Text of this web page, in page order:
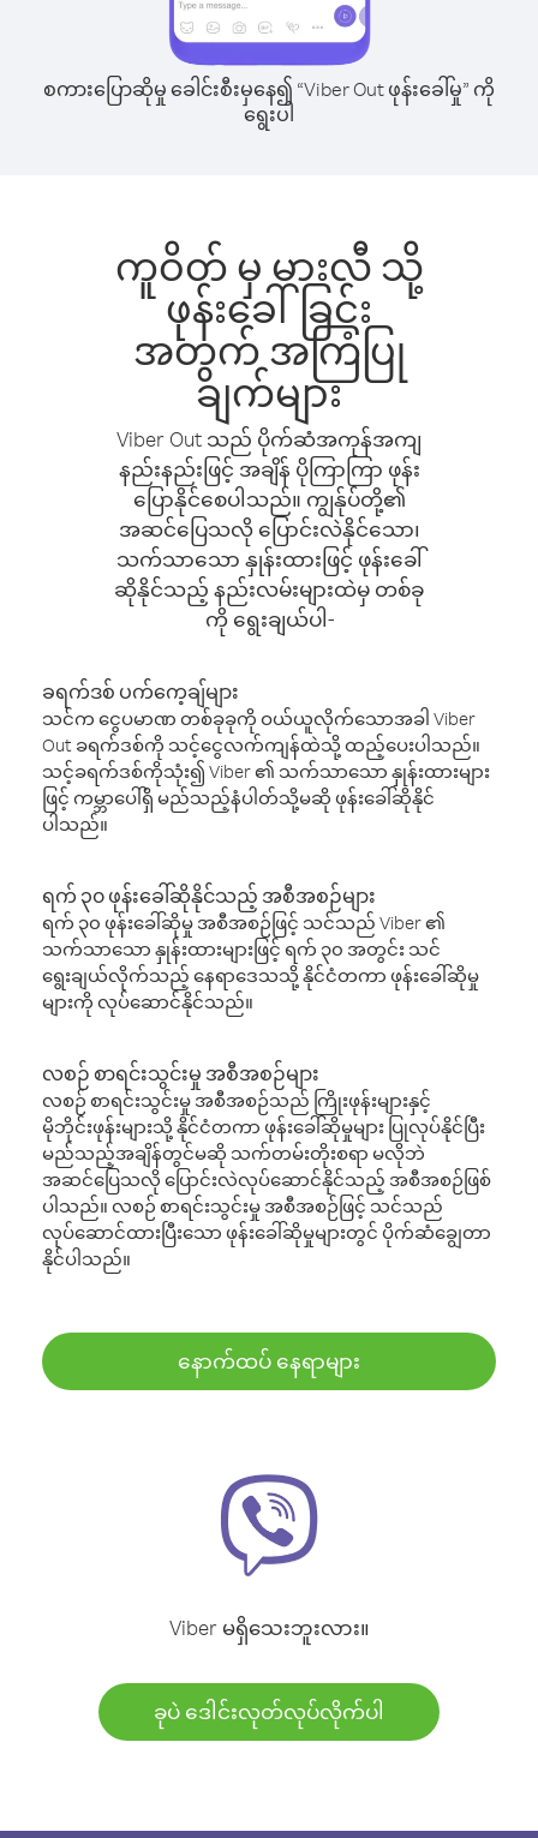
စကားပြောဆိုမှု ခေါင်းစီးမှနေ၍ “Viber Out ဖုန်းခေါ်မှု” ကို
ရွေးပါ
ကူဝိတ် မှ မားလီ သို့
ဖုန်းခေါ်ခြင်း
အတွက် အကြံပြု
ချက်များ
Viber Out သည် ပိုက်ဆံအကုန်အကျ
နည်းနည်းဖြင့် အချိန် ပိုကြာကြာ ဖုန်း
ပြောနိုင်စေပါသည်။ ကျွန်ုပ်တို့၏
အဆင်ပြေသလို ပြောင်းလဲနိုင်သော၊
သက်သာသော နှုန်းထားဖြင့် ဖုန်းခေါ်
ဆိုနိုင်သည့် နည်းလမ်းများထဲမှ တစ်ခု
ကို ရွေးချယ်ပါ-
ခရက်ဒစ် ပက်ကေ့ချ်များ
သင်က ငွေပမာဏ တစ်ခုခုကို ဝယ်ယူလိုက်သောအခါ Viber
Out ခရက်ဒစ်ကို သင့်ငွေလက်ကျန်ထဲသို့ ထည့်ပေးပါသည်။
သင့်ခရက်ဒစ်ကိုသုံး၍ Viber ၏ သက်သာသော နှုန်းထားများ
ဖြင့် ကမ္ဘာပေါ်ရှိ မည်သည့်နံပါတ်သို့မဆို ဖုန်းခေါ်ဆိုနိုင်
ပါသည်။
ရက် ၃၀ ဖုန်းခေါ်ဆိုနိုင်သည့် အစီအစဉ်များ
ရက် ၃၀ ဖုန်းခေါ်ဆိုမှု အစီအစဉ်ဖြင့် သင်သည် Viber ၏
သက်သာသော နှုန်းထားများဖြင့် ရက် ၃၀ အတွင်း သင်
ရွေးချယ်လိုက်သည့် နေရာဒေသသို့ နိုင်ငံတကာ ဖုန်းခေါ်ဆိုမှု
များကို လုပ်ဆောင်နိုင်သည်။
လစဉ် စာရင်းသွင်းမှု အစီအစဉ်များ
လစဉ် စာရင်းသွင်းမှု အစီအစဉ်သည် ကြိုးဖုန်းများနှင့်
မိုဘိုင်းဖုန်းများသို့ နိုင်ငံတကာ ဖုန်းခေါ်ဆိုမှုများ ပြုလုပ်နိုင်ပြီး
မည်သည့်အချိန်တွင်မဆို သက်တမ်းတိုးစရာ မလိုဘဲ
အဆင်ပြေသလို ပြောင်းလဲလုပ်ဆောင်နိုင်သည့် အစီအစဉ်ဖြစ်
ပါသည်။ လစဉ် စာရင်းသွင်းမှု အစီအစဉ်ဖြင့် သင်သည်
လုပ်ဆောင်ထားပြီးသော ဖုန်းခေါ်ဆိုမှုများတွင် ပိုက်ဆံချွေတာ
နိုင်ပါသည်။
နောက်ထပ် နေရာများ
Viber မရှိသေးဘူးလား။
ခုပဲ ဒေါင်းလုတ်လုပ်လိုက်ပါ